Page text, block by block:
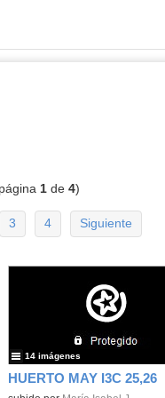
1de 4)
3 4 Siguiente
HUERTO MAY I3C 25,26
14 imágenes